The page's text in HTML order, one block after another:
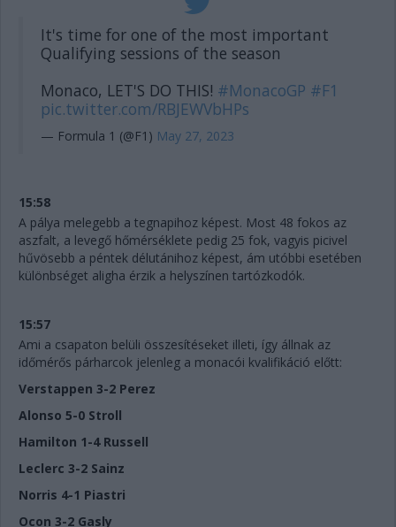
It's time for one of the most important
Qualifying sessions of the season
Monaco, LET'S DO THIS! #MonacoGP #F1
pic.twitter.com/RBJEWVbHPs
— Formula 1 (@F1) May 27, 2023
15:58
A pálya melegebb a tegnapihoz képest. Most 48 fokos az
aszfalt, a levegő hőmérséklete pedig 25 fok, vagyis picivel
hűvösebb a péntek délutánihoz képest, ám utóbbi esetében
különbséget aligha érzik a helyszínen tartózkodók.
15:57
Ami a csapaton belüli összesítéseket illeti, így állnak az
időmérős párharcok jelenleg a monacói kvalifikáció előtt:
Verstappen 3-2 Perez
Alonso 5-0 Stroll
Hamilton 1-4 Russell
Leclerc 3-2 Sainz
Norris 4-1 Piastri
Ocon 3-2 Gasly